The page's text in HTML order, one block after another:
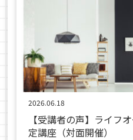
2026.06.18
【受講者の声】ライフ
定講座（対面開催）